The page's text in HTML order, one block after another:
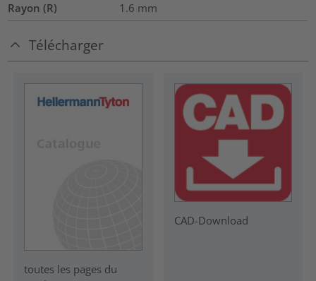
Rayon (R)
1.6 mm
Télécharger
toutes les pages du
CAD-Download